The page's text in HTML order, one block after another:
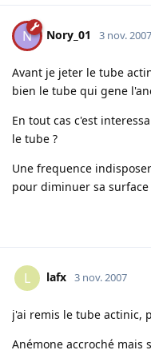
N Nory_01 3 nov. 2007
Avant je jeter le tube
bien le tube qui gene
En tout cas c'est
le tube ?
Une frequence
pour diminuer sa surface
L lafx 3 nov. 2007
j'ai remis le tube actinic,
Anémone accroché